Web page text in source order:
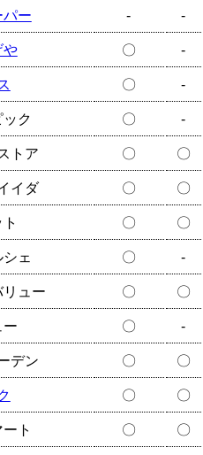
パー - -
や 〇 -
〇 -
ク 〇 -
トア 〇 〇
イダ 〇 〇
〇 〇
ェ 〇 -
リュー 〇 〇
ー 〇 -
デン 〇 〇
〇 〇
ト 〇 〇